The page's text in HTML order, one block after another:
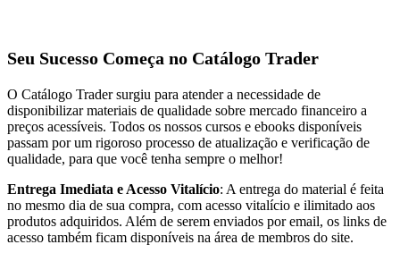
Seu Sucesso Começa no Catálogo Trader
O Catálogo Trader surgiu para atender a necessidade de
disponibilizar materiais de qualidade sobre mercado financeiro a
preços acessíveis. Todos os nossos cursos e ebooks disponíveis
passam por um rigoroso processo de atualização e verificação de
qualidade, para que você tenha sempre o melhor!
Entrega Imediata e Acesso Vitalício: A entrega do material é feita
no mesmo dia de sua compra, com acesso vitalício e ilimitado aos
produtos adquiridos. Além de serem enviados por email, os links de
acesso também ficam disponíveis na área de membros do site.